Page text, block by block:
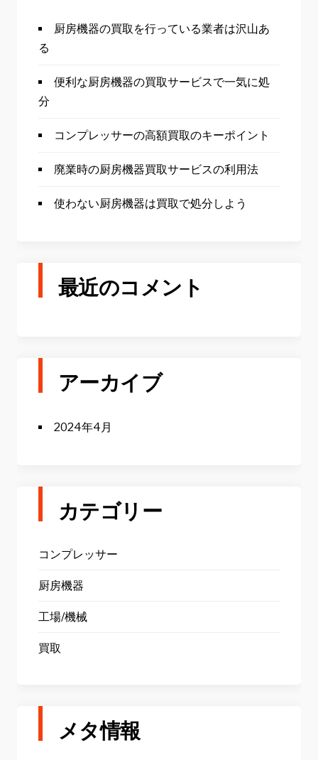
厨房機器の買取を行っている業者は沢山あ
る
便利な厨房機器の買取サービスで一気に処
分
コンプレッサーの高額買取のキーポイント
廃業時の厨房機器買取サービスの利用法
使わない厨房機器は買取で処分しよう
最近のコメント
アーカイブ
2024年4月
カテゴリー
コンプレッサー
厨房機器
工場/機械
買取
メタ情報